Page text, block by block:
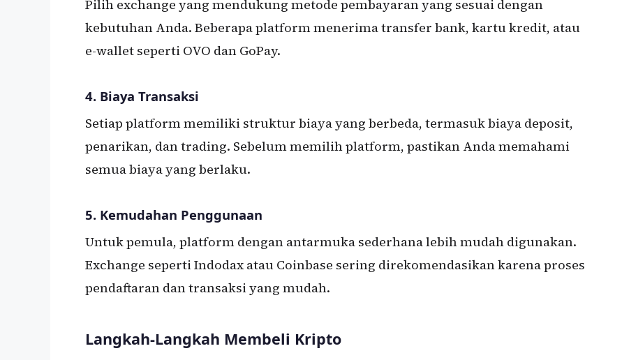
Pilih exchange yang mendukung metode pembayaran yang sesuai dengan
kebutuhan Anda. Beberapa platform menerima transfer bank, kartu kredit, atau
e-wallet seperti OVO dan GoPay.
4. Biaya Transaksi
Setiap platform memiliki struktur biaya yang berbeda, termasuk biaya deposit,
penarikan, dan trading. Sebelum memilih platform, pastikan Anda memahami
semua biaya yang berlaku.
5. Kemudahan Penggunaan
Untuk pemula, platform dengan antarmuka sederhana lebih mudah digunakan.
Exchange seperti Indodax atau Coinbase sering direkomendasikan karena proses
pendaftaran dan transaksi yang mudah.
Langkah-Langkah Membeli Kripto